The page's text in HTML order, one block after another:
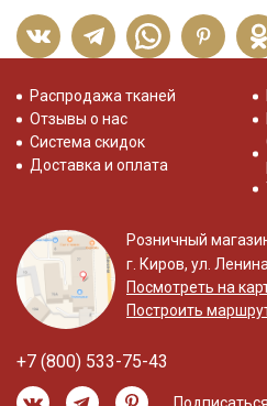
Распродажа тканей
Отзывы о нас
Система скидок
Доставка и оплата
Розничный
г. Киров, ул.
Посмотреть на
Построить
+7 (800) 533-75-43